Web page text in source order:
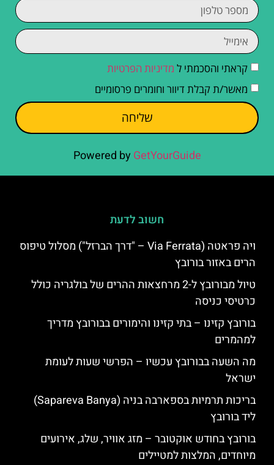
קראתי והסכמתי ל מדיניות הפרטיות
מאשר/ת קבלת דיוור וחומרים פרסומיים
שליחה
Powered by GetYourGuide
חשוב לדעת
ויה פראטה (Via Ferrata – "דרך הברזל") מסלול טיפוס
הרים באזור בורובץ
טיול מבורובץ ל-2 מרחצאות ההרים של בולגריה כולל
כרטיסי כניסה
בורובץ קזינו – בתי קזינו והימורים בבורובץ מדריך
למהמרים
מה השעה בבורובץ עכשיו – הפרשי שעות לעומת
ישראל
בריכות תרמיות בספארבה בניה (Sapareva Banya)
ליד בורובץ
בורובץ בחודש אוקטובר – מזג אוויר, שלג, אירועים
מיוחדים, המלצות למטיילים